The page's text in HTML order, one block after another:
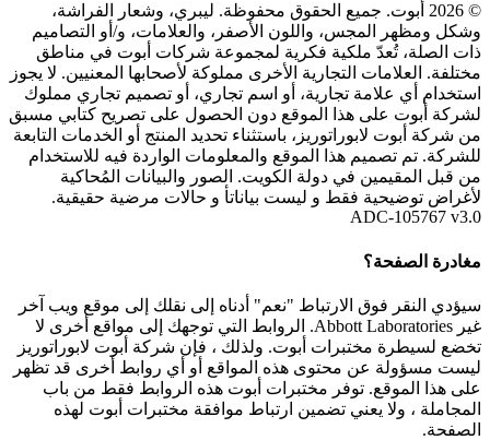
© 2026 أبوت. جميع الحقوق محفوظة. ليبري، وشعار الفراشة،
وشكل ومظهر المجس، واللون الأصفر، والعلامات، و/أو التصاميم
ذات الصلة، تُعدّ ملكية فكرية لمجموعة شركات أبوت في مناطق
مختلفة. العلامات التجارية الأخرى مملوكة لأصحابها المعنيين. لا يجوز
استخدام أي علامة تجارية، أو اسم تجاري، أو تصميم تجاري مملوك
لشركة أبوت على هذا الموقع دون الحصول على تصريح كتابي مسبق
من شركة أبوت لابوراتوريز، باستثناء تحديد المنتج أو الخدمات التابعة
للشركة. تم تصميم هذا الموقع والمعلومات الواردة فيه للاستخدام
من قبل المقيمين في دولة الكويت. الصور والبيانات المُحاكية
لأغراض توضيحية فقط و ليست بياناتأ و حالات مرضية حقيقية.
ADC-105767 v3.0
مغادرة الصفحة؟
سيؤدي النقر فوق الارتباط "نعم" أدناه إلى نقلك إلى موقع ويب آخر
غير Abbott Laboratories. الروابط التي توجهك إلى مواقع أخرى لا
تخضع لسيطرة مختبرات أبوت. ولذلك ، فإن شركة أبوت لابوراتوريز
ليست مسؤولة عن محتوى هذه المواقع أو أي روابط أخرى قد تظهر
على هذا الموقع. توفر مختبرات أبوت هذه الروابط فقط من باب
المجاملة ، ولا يعني تضمين ارتباط موافقة مختبرات أبوت لهذه
الصفحة.